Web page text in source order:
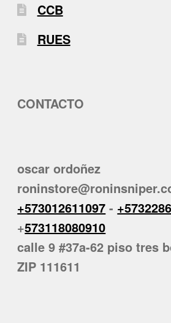
CCB
RUES
CONTACTO
oscar ordoñez
+573012611097 -
+573118080910
calle 9 #37a-62 piso tres
ZIP 111611